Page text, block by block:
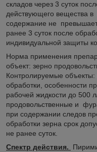
складов через 3 суток
действующего вещества
содержание не
ранее 3 суток после
индивидуальной защиты
Норма применения
объект: зерно
Контролируемые
обработки, особенности
рабочей жидкости до 500
продовольственные и
при содержании следов
обработки зерна срок
не ранее суток.
Спектр действия.